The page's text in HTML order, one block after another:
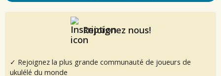
Rejoignez nous!
✓ Rejoignez la plus grande communauté de joueurs de
ukulélé du monde